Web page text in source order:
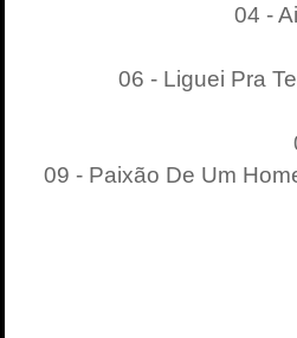
04 -
06 - Liguei Pra
09 - Paixão De Um